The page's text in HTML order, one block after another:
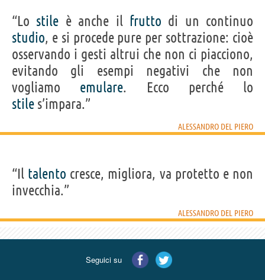
“Lo stile è anche il frutto di un continuo
studio, e si procede pure per sottrazione: cioè
osservando i gesti altrui che non ci piacciono,
evitando gli esempi negativi che non
vogliamo emulare. Ecco perché lo
stile s’impara.”
ALESSANDRO DEL PIERO
“Il talento cresce, migliora, va protetto e non
invecchia.”
ALESSANDRO DEL PIERO
Seguici su